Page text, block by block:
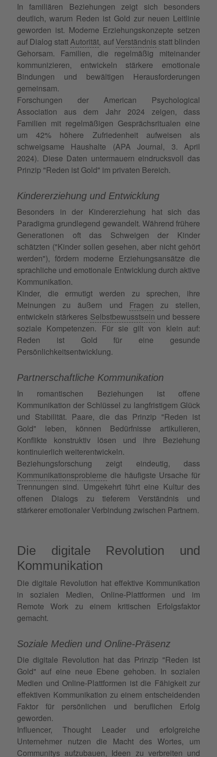
In familiären Beziehungen zeigt sich besonders
deutlich, warum Reden ist Gold zur neuen Leitlinie
geworden ist. Moderne Erziehungskonzepte setzen
auf Dialog stattAutorität, auf Verständnis statt blinden
Gehorsam. Familien, die regelmäßig miteinander
kommunizieren, entwickeln stärkere emotionale
Bindungen und bewältigen Herausforderungen
gemeinsam.
Forschungen der American Psychological
Association aus dem Jahr 2024 zeigen, dass
Familien mit regelmäßigen Gesprächsritualen eine
um 42% höhere Zufriedenheit aufweisen als
schweigsame Haushalte (APA Journal, 3. April
2024). Diese Daten untermauern eindrucksvoll das
Prinzip "Reden ist Gold" im privaten Bereich.
Kindererziehung und Entwicklung
Besonders in der Kindererziehung hat sich das
Paradigma grundlegend gewandelt. Während frühere
Generationen oft das Schweigen der Kinder
schätzten ("Kinder sollen gesehen, aber nicht gehört
werden"), fördern moderne Erziehungsansätze die
sprachliche und emotionale Entwicklung durch aktive
Kommunikation.
Kinder, die ermutigt werden zu sprechen, ihre
Meinungen zu äußern und Fragen zu stellen,
entwickeln stärkeres Selbstbewusstsein und bessere
soziale Kompetenzen. Für sie gilt von klein auf:
Reden ist Gold für eine gesunde
Persönlichkeitsentwicklung.
Partnerschaftliche Kommunikation
In romantischen Beziehungen ist offene
Kommunikation der Schlüssel zu langfristigem Glück
und Stabilität. Paare, die das Prinzip "Reden ist
Gold" leben, können Bedürfnisse artikulieren,
Konflikte konstruktiv lösen und ihre Beziehung
kontinuierlich weiterentwickeln.
Beziehungsforschung zeigt eindeutig, dass
Kommunikationsprobleme die häufigste Ursache für
Trennungen sind. Umgekehrt führt eine Kultur des
offenen Dialogs zu tieferem Verständnis und
stärkerer emotionaler Verbindung zwischen Partnern.
Die digitale Revolution und
Kommunikation
Die digitale Revolution hat effektive Kommunikation
in sozialen Medien, Online-Plattformen und im
Remote Work zu einem kritischen Erfolgsfaktor
gemacht.
Soziale Medien und Online-Präsenz
Die digitale Revolution hat das Prinzip "Reden ist
Gold" auf eine neue Ebene gehoben. In sozialen
Medien und Online-Plattformen ist die Fähigkeit zur
effektiven Kommunikation zu einem entscheidenden
Faktor für persönlichen und beruflichen Erfolg
geworden.
Influencer, Thought Leader und erfolgreiche
Unternehmer nutzen die Macht des Wortes, um
Communitys aufzubauen, Ideen zu verbreiten und